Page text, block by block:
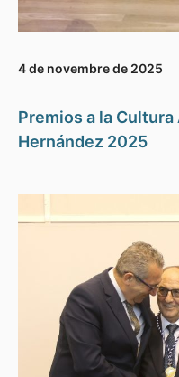
4 de novembre de 2025
Premios a la
Hernández 2025